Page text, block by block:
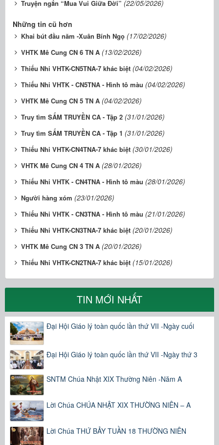
Truyện ngắn “Mua Vui Giữa Đời” (22/05/2026)
Những tin cũ hơn
Khai bút đầu năm -Xuân Bính Ngọ (17/02/2026)
VHTK Mê Cung CN 6 TN A (13/02/2026)
Thiếu Nhi VHTK-CN5TNA-7 khác biệt (04/02/2026)
Thiếu Nhi VHTK - CN5TNA - Hình tô màu (04/02/2026)
VHTK Mê Cung CN 5 TN A (04/02/2026)
Truy tìm SẤM TRUYỀN CA - Tập 2 (31/01/2026)
Truy tìm SẤM TRUYỀN CA - Tập 1 (31/01/2026)
Thiếu Nhi VHTK-CN4TNA-7 khác biệt (30/01/2026)
VHTK Mê Cung CN 4 TN A (28/01/2026)
Thiếu Nhi VHTK - CN4TNA - Hình tô màu (28/01/2026)
Người hàng xóm (23/01/2026)
Thiếu Nhi VHTK - CN3TNA - Hình tô màu (21/01/2026)
Thiếu Nhi VHTK-CN3TNA-7 khác biệt (20/01/2026)
VHTK Mê Cung CN 3 TN A (20/01/2026)
Thiếu Nhi VHTK-CN2TNA-7 khác biệt (15/01/2026)
TIN MỚI NHẤT
Đại Hội Giáo lý toàn quốc lần thứ VII -Ngày cuối
Đại Hội Giáo lý toàn quốc lần thứ VII -Ngày thứ 3
SNTM Chúa Nhật XIX Thường Niên -Năm A
Lời Chúa CHÚA NHẬT XIX THƯỜNG NIÊN – A
Lời Chúa THỨ BẢY TUẦN 18 THƯỜNG NIÊN